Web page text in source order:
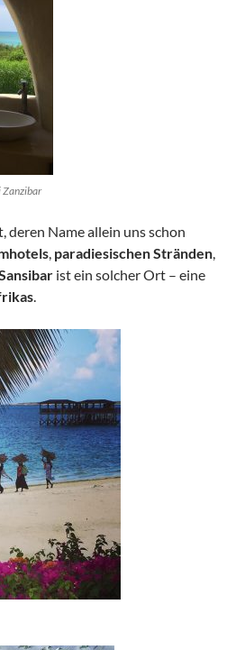
Zanzibar
deren Name allein uns schon
, paradiesischen Stränden,
ist ein solcher Ort – eine
.